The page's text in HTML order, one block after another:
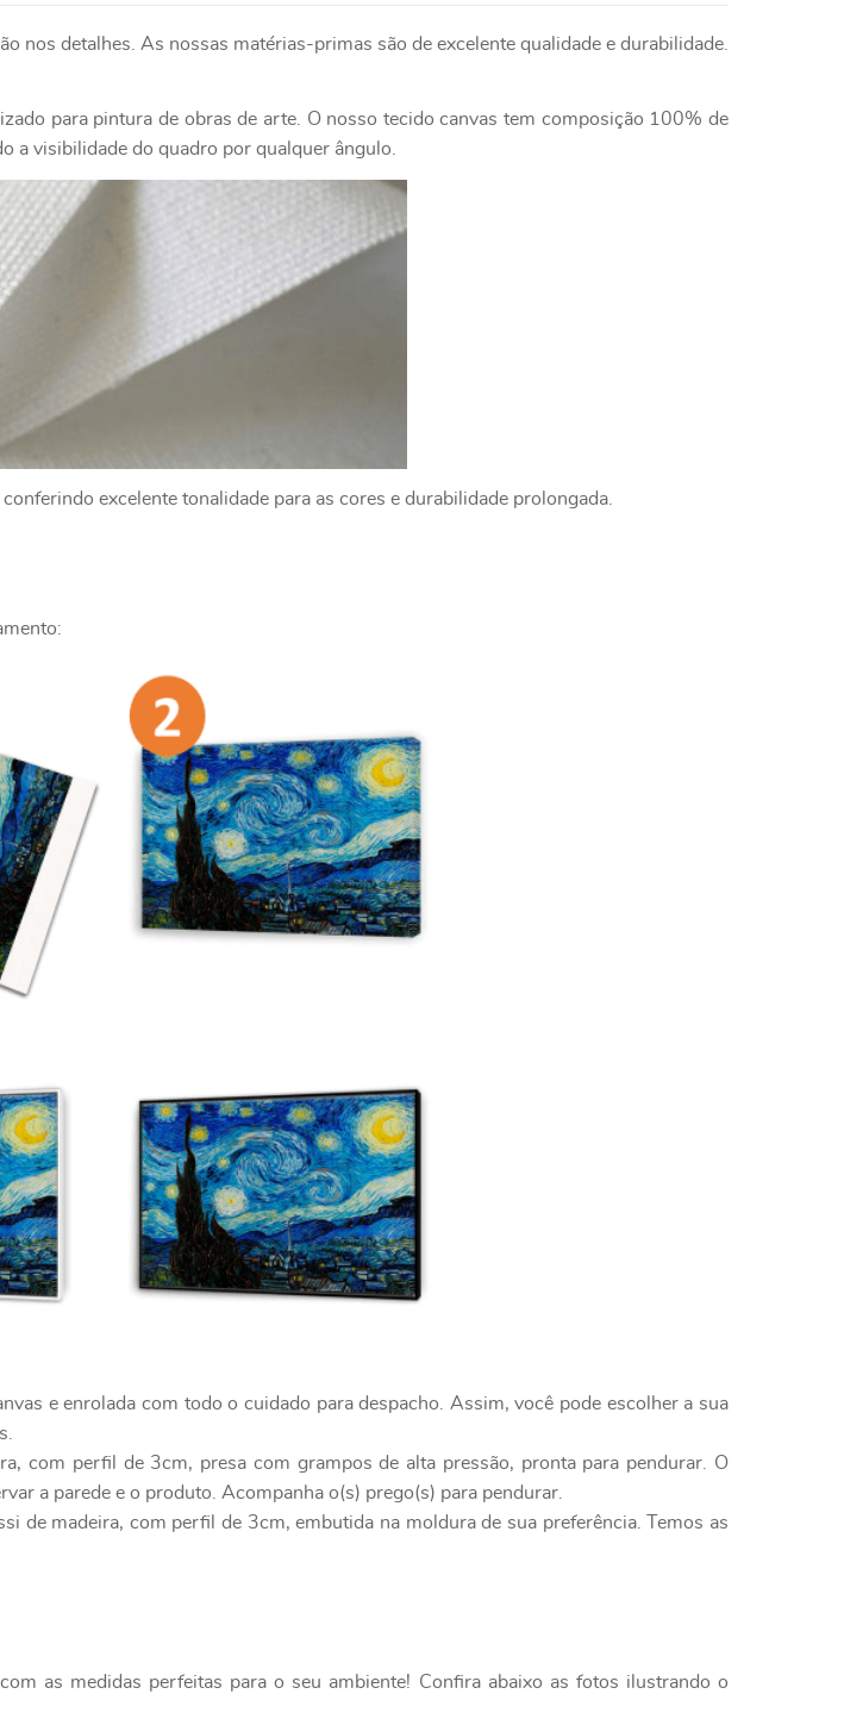
nos detalhes. As nossas matérias-primas são de excelente qualidade e durabilidade.
para pintura de obras de arte. O nosso tecido canvas tem composição 100% de
a visibilidade do quadro por qualquer ângulo.
excelente tonalidade para as cores e durabilidade prolongada.
e enrolada com todo o cuidado para despacho. Assim, você pode escolher a sua
com perfil de 3cm, presa com grampos de alta pressão, pronta para pendurar. O
a parede e o produto. Acompanha o(s) prego(s) para pendurar.
de madeira, com perfil de 3cm, embutida na moldura de sua preferência. Temos as
as medidas perfeitas para o seu ambiente! Confira abaixo as fotos ilustrando o